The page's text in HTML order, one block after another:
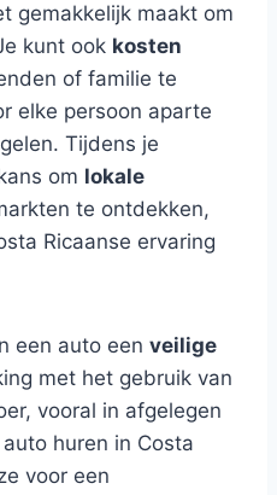
gemakkelijk maakt om
kunt ook kosten
of familie te
elke persoon aparte
Tijdens je
om lokale
te ontdekken,
Ricaanse ervaring
een auto een veilige
met het gebruik van
vooral in afgelegen
huren in Costa
voor een